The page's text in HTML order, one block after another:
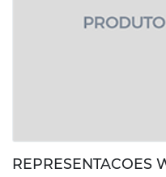
REPRESENTACOES